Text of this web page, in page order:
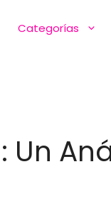
Categorías
Un